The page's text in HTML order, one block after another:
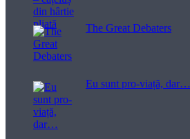
The Great Debaters
Eu sunt pro-viață, dar…